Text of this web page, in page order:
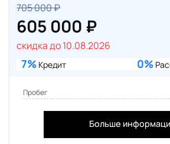
705 000 ₽
605 000 ₽
скидка до 10.08.2026
7% Кредит 0%
Пробег
Больше